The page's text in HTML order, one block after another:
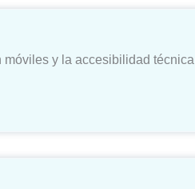
y la accesibilidad